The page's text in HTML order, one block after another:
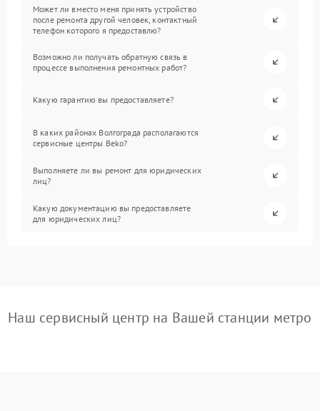
Может ли вместо меня принять устройство
после ремонта другой человек, контактный
телефон которого я предоставлю?
Возможно ли получать обратную связь в
процессе выполнения ремонтных работ?
Какую гарантию вы предоставляете?
В каких районах Волгограда располагаются
сервисные центры Beko?
Выполняете ли вы ремонт для юридических
лиц?
Какую документацию вы предоставляете
для юридических лиц?
Наш сервисный центр на Вашей станции метро